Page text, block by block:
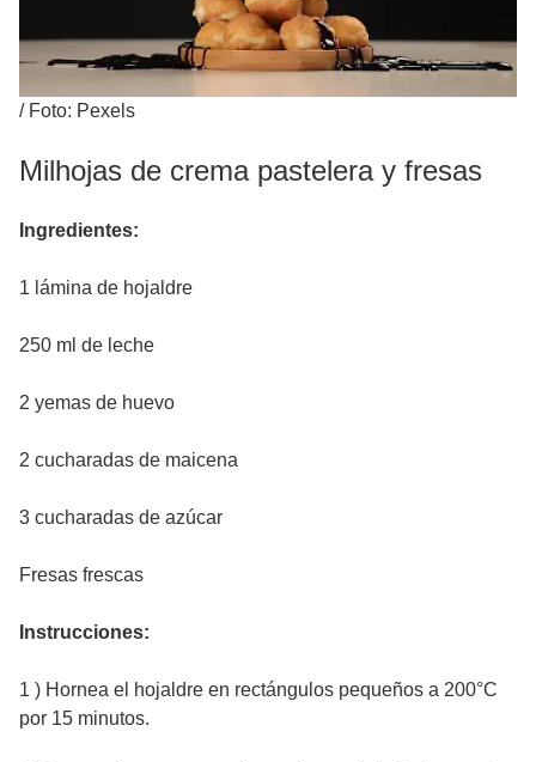
/ Foto: Pexels
Milhojas de crema pastelera y fresas
Ingredientes:
1 lámina de hojaldre
250 ml de leche
2 yemas de huevo
2 cucharadas de maicena
3 cucharadas de azúcar
Fresas frescas
Instrucciones:
1 ) Hornea el hojaldre en rectángulos pequeños a 200°C
por 15 minutos.